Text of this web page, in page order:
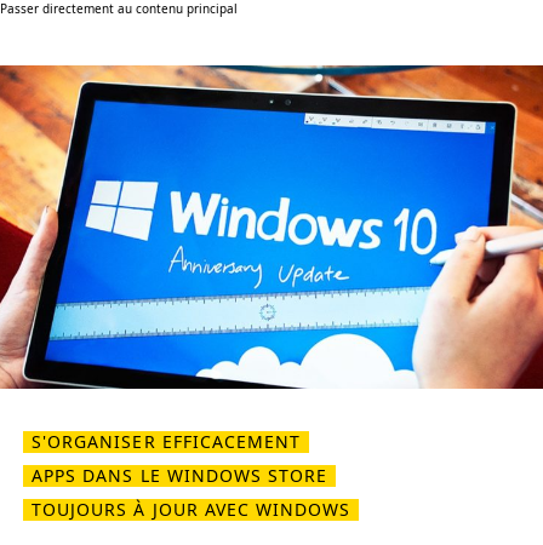
Passer directement au contenu principal
S'ORGANISER EFFICACEMENT
APPS DANS LE WINDOWS STORE
TOUJOURS À JOUR AVEC WINDOWS